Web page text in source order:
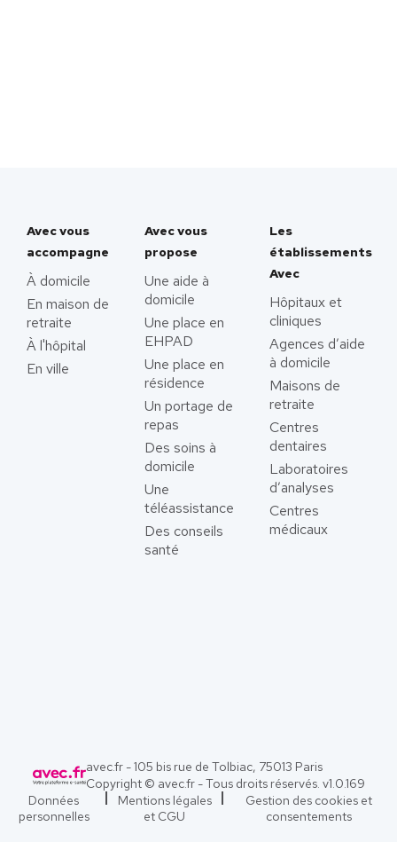
Avec vous
accompagne
À domicile
En maison de
retraite
À l'hôpital
En ville
Avec vous
propose
Une aide à
domicile
Une place en
EHPAD
Une place en
résidence
Un portage de
repas
Des soins à
domicile
Une
téléassistance
Des conseils
santé
Les
établissements
Avec
Hôpitaux et
cliniques
Agences d’aide
à domicile
Maisons de
retraite
Centres
dentaires
Laboratoires
d’analyses
Centres
médicaux
avec.fr - 105 bis rue de Tolbiac, 75013 Paris
Copyright © avec.fr - Tous droits réservés. v1.0.169
Données
personnelles
Mentions légales
et CGU
Gestion des cookies et
consentements